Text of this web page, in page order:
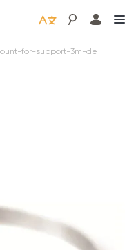
for-support-3m-de